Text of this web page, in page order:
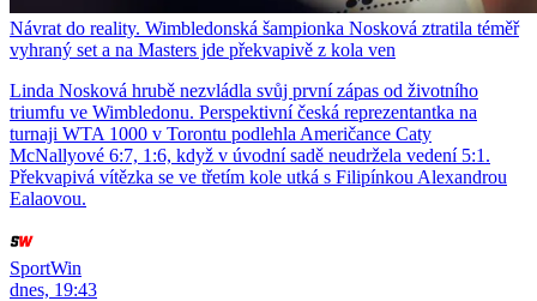
Návrat do reality. Wimbledonská šampionka Nosková ztratila téměř
vyhraný set a na Masters jde překvapivě z kola ven
Linda Nosková hrubě nezvládla svůj první zápas od životního
triumfu ve Wimbledonu. Perspektivní česká reprezentantka na
turnaji WTA 1000 v Torontu podlehla Američance Caty
McNallyové 6:7, 1:6, když v úvodní sadě neudržela vedení 5:1.
Překvapivá vítězka se ve třetím kole utká s Filipínkou Alexandrou
Ealaovou.
SportWin
dnes, 19:43